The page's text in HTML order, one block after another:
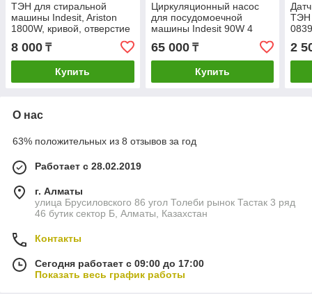
ТЭН для стиральной
машины Indesit, Ariston
1800W, кривой, отверстие
датчика ДРТ, L170мм,
металлический бак,
081837 TW
8 000 ₸
Купить
Циркуляционный насос
для посудомоечной
машины Indesit 90W 4
защелки C00291855
(VSM-E20, 482000023311)
Ariston
65 000₸
Купить
ТЭН
2
О нас
63% положительных из 8 отзывов за год
Работает с 28.02.2019
г. Алматы
улица Брусиловского 86 угол Толеби рынок Тастак 3 ряд
46 бутик сектор Б, Алматы, Казахстан
Контакты
Сегодня работает с 09:00 до 17:00
Показать весь график работы